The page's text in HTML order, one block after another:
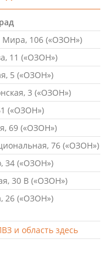
106 («ОЗОН»)
11 («ОЗОН»)
5 («ОЗОН»)
3 («ОЗОН»)
(«ОЗОН»)
69 («ОЗОН»)
76 («ОЗОН»)
34 («ОЗОН»)
30 В («ОЗОН»)
26 («ОЗОН»)
и область здесь